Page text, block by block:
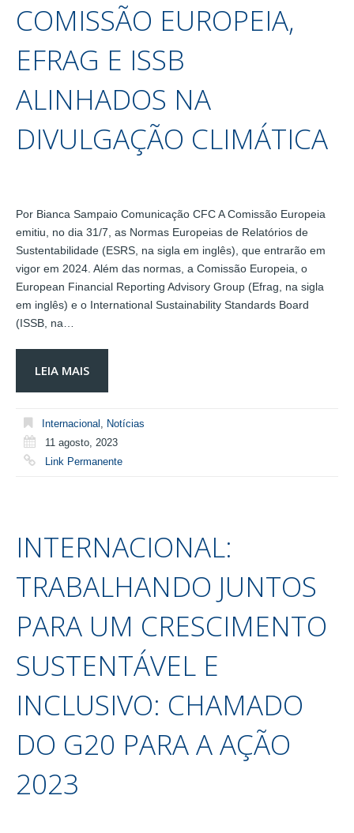
COMISSÃO EUROPEIA,
EFRAG E ISSB
ALINHADOS NA
DIVULGAÇÃO CLIMÁTICA
Por Bianca Sampaio Comunicação CFC A Comissão Europeia
emitiu, no dia 31/7, as Normas Europeias de Relatórios de
Sustentabilidade (ESRS, na sigla em inglês), que entrarão em
vigor em 2024. Além das normas, a Comissão Europeia, o
European Financial Reporting Advisory Group (Efrag, na sigla
em inglês) e o International Sustainability Standards Board
(ISSB, na…
LEIA MAIS
Internacional
Notícias
11 agosto, 2023
Link Permanente
INTERNACIONAL:
TRABALHANDO JUNTOS
PARA UM CRESCIMENTO
SUSTENTÁVEL E
INCLUSIVO: CHAMADO
DO G20 PARA A AÇÃO
2023